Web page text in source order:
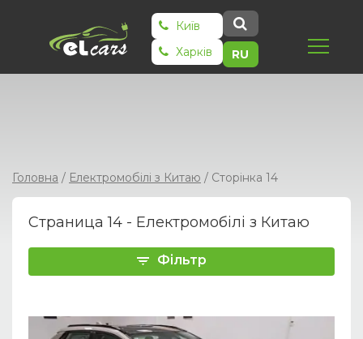
Київ
Харків
RU
Головна / Електромобілі з Китаю / Сторінка 14
Страница 14 - Електромобілі з Китаю
Фільтр